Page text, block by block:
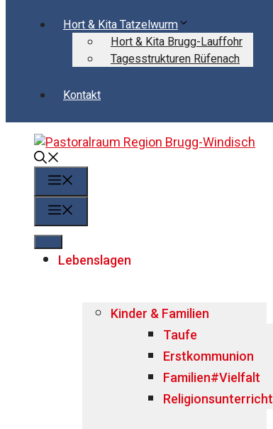
Hort & Kita Tatzelwurm
Hort & Kita Brugg-Lauffohr
Tagesstrukturen Rüfenach
Kontakt
Lebenslagen
Kinder & Familien
Taufe
Erstkommunion
Familien#Vielfalt
Religionsunterricht